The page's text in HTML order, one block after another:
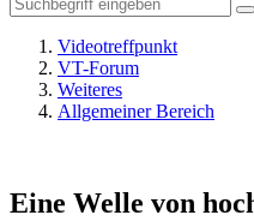
Videotreffpunkt
VT-Forum
Weiteres
Allgemeiner Bereich
Eine Welle von